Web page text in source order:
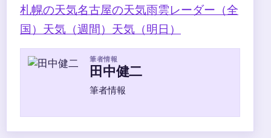
札幌の天気名古屋の天気雨雲レーダー（全
国） 天気（週間） 天気（明日）
筆者情報
田中健二
筆者情報